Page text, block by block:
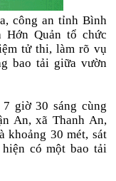
công an tỉnh Bình
Hớn Quản tổ chức
tử thi, làm rõ vụ
bao tải giữa vườn
giờ 30 sáng cùng
An, xã Thanh An,
khoảng 30 mét, sát
có một bao tải